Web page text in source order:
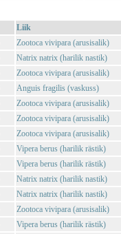
Liik
Zootoca vivipara (arusisalik)
Natrix natrix (harilik nastik)
Zootoca vivipara (arusisalik)
Anguis fragilis (vaskuss)
Zootoca vivipara (arusisalik)
Zootoca vivipara (arusisalik)
Zootoca vivipara (arusisalik)
Vipera berus (harilik rästik)
Vipera berus (harilik rästik)
Natrix natrix (harilik nastik)
Natrix natrix (harilik nastik)
Zootoca vivipara (arusisalik)
Vipera berus (harilik rästik)